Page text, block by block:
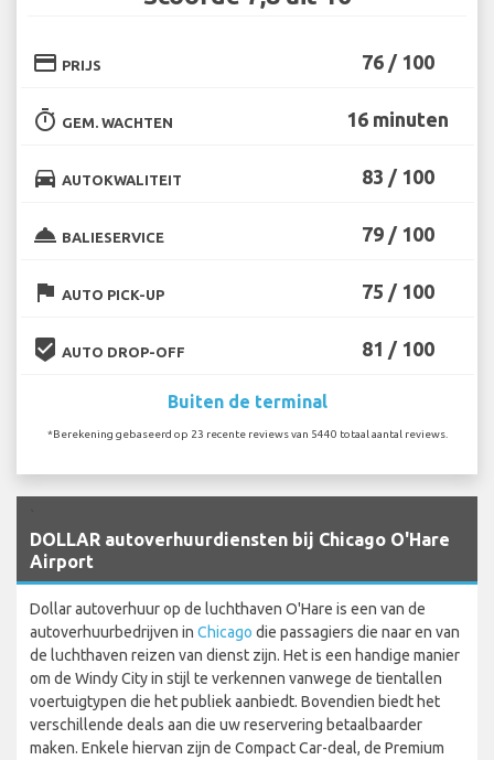
credit_card PRIJS 76 / 100
timer GEM. WACHTEN 16 minuten
directions_car AUTOKWALITEIT 83 / 100
room_service BALIESERVICE 79 / 100
flag AUTO PICK-UP 75 / 100
beenhere AUTO DROP-OFF 81 / 100
Buiten de terminal
*Berekening gebaseerd op 23 recente reviews van 5440 totaal aantal reviews.
DOLLAR autoverhuurdiensten bij Chicago O'Hare
Airport
Dollar autoverhuur op de luchthaven O'Hare is een van de
autoverhuurbedrijven in Chicago die passagiers die naar en van
de luchthaven reizen van dienst zijn. Het is een handige manier
om de Windy City in stijl te verkennen vanwege de tientallen
voertuigtypen die het publiek aanbiedt. Bovendien biedt het
verschillende deals aan die uw reservering betaalbaarder
maken. Enkele hiervan zijn de Compact Car-deal, de Premium